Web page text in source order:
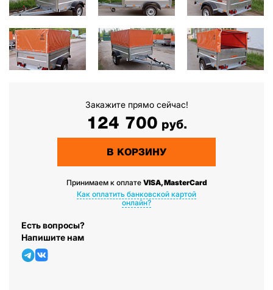
Закажите прямо сейчас!
124 700 руб.
В КОРЗИНУ
Принимаем к оплате VISA, MasterCard
Как оплатить банковской картой
онлайн?
Есть вопросы?
Напишите нам